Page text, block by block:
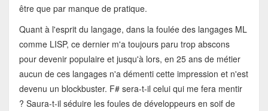
être que par manque de pratique.
Quant à l'esprit du langage, dans la foulée des langages ML
comme LISP, ce dernier m'a toujours paru trop abscons
pour devenir populaire et jusqu'à lors, en 25 ans de métier
aucun de ces langages n'a démenti cette impression et n'est
devenu un blockbuster. F# sera-t-il celui qui me fera mentir
? Saura-t-il séduire les foules de développeurs en soif de